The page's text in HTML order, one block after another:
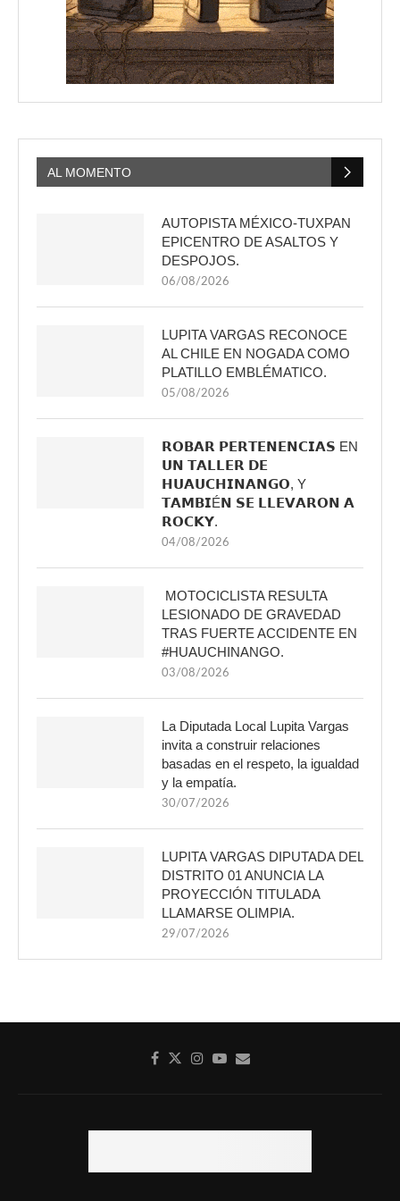
AL MOMENTO
AUTOPISTA MÉXICO-TUXPAN
EPICENTRO DE ASALTOS Y
DESPOJOS.
06/08/2026
LUPITA VARGAS RECONOCE
AL CHILE EN NOGADA COMO
PLATILLO EMBLÉMATICO.
05/08/2026
𝗥𝗢𝗕𝗔𝗥 𝗣𝗘𝗥𝗧𝗘𝗡𝗘𝗡𝗖𝗜𝗔𝗦 EN
𝗨𝗡 𝗧𝗔𝗟𝗟𝗘𝗥 𝗗𝗘
𝗛𝗨𝗔𝗨𝗖𝗛𝗜𝗡𝗔𝗡𝗚𝗢, Y
𝗧𝗔𝗠𝗕𝗜É𝗡 𝗦𝗘 𝗟𝗟𝗘𝗩𝗔𝗥𝗢𝗡 𝗔
𝗥𝗢𝗖𝗞𝗬.
04/08/2026
MOTOCICLISTA RESULTA
LESIONADO DE GRAVEDAD
TRAS FUERTE ACCIDENTE EN
#HUAUCHINANGO.
03/08/2026
La Diputada Local Lupita Vargas
invita a construir relaciones
basadas en el respeto, la igualdad
y la empatía.
30/07/2026
LUPITA VARGAS DIPUTADA DEL
DISTRITO 01 ANUNCIA LA
PROYECCIÓN TITULADA
LLAMARSE OLIMPIA.
29/07/2026